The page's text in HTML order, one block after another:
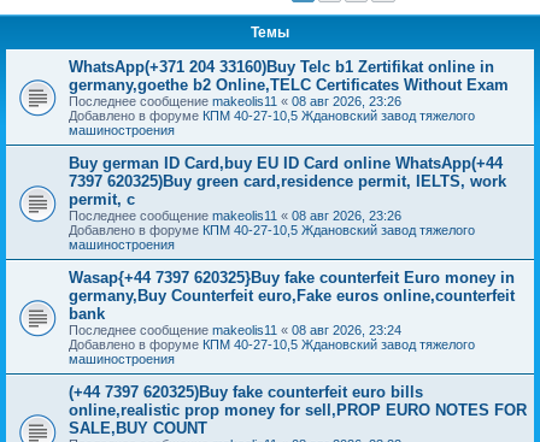
Темы
WhatsApp(+371 204 33160)Buy Telc b1 Zertifikat online in
germany,goethe b2 Online,TELC Certificates Without Exam
Последнее сообщение makeolis11 « 08 авг 2026, 23:26
Добавлено в форуме КПМ 40-27-10,5 Ждановский завод тяжелого
машиностроения
Buy german ID Card,buy EU ID Card online WhatsApp(+44
7397 620325)Buy green card,residence permit, IELTS, work
permit, c
Последнее сообщение makeolis11 « 08 авг 2026, 23:26
Добавлено в форуме КПМ 40-27-10,5 Ждановский завод тяжелого
машиностроения
Wasap{+44 7397 620325}Buy fake counterfeit Euro money in
germany,Buy Counterfeit euro,Fake euros online,counterfeit
bank
Последнее сообщение makeolis11 « 08 авг 2026, 23:24
Добавлено в форуме КПМ 40-27-10,5 Ждановский завод тяжелого
машиностроения
(+44 7397 620325)Buy fake counterfeit euro bills
online,realistic prop money for sell,PROP EURO NOTES FOR
SALE,BUY COUNT